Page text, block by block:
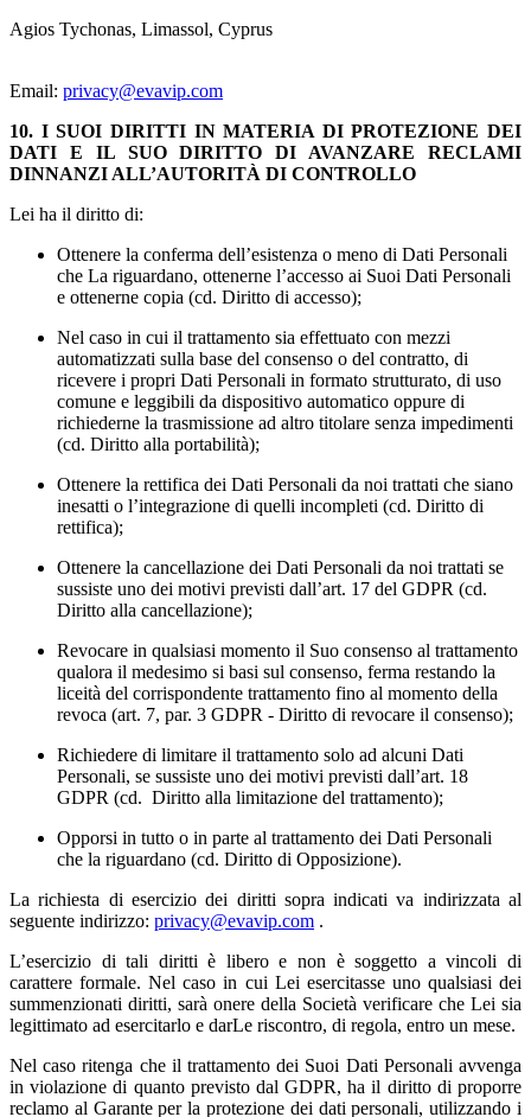
Agios Tychonas, Limassol, Cyprus
Email: privacy@evavip.com
10. I SUOI DIRITTI IN MATERIA DI PROTEZIONE DEI
DATI E IL SUO DIRITTO DI AVANZARE RECLAMI
DINNANZI ALL’AUTORITÀ DI CONTROLLO
Lei ha il diritto di:
Ottenere la conferma dell’esistenza o meno di Dati Personali
che La riguardano, ottenerne l’accesso ai Suoi Dati Personali
e ottenerne copia (cd. Diritto di accesso);
Nel caso in cui il trattamento sia effettuato con mezzi
automatizzati sulla base del consenso o del contratto, di
ricevere i propri Dati Personali in formato strutturato, di uso
comune e leggibili da dispositivo automatico oppure di
richiederne la trasmissione ad altro titolare senza impedimenti
(cd. Diritto alla portabilità);
Ottenere la rettifica dei Dati Personali da noi trattati che siano
inesatti o l’integrazione di quelli incompleti (cd. Diritto di
rettifica);
Ottenere la cancellazione dei Dati Personali da noi trattati se
sussiste uno dei motivi previsti dall’art. 17 del GDPR (cd.
Diritto alla cancellazione);
Revocare in qualsiasi momento il Suo consenso al trattamento
qualora il medesimo si basi sul consenso, ferma restando la
liceità del corrispondente trattamento fino al momento della
revoca (art. 7, par. 3 GDPR - Diritto di revocare il consenso);
Richiedere di limitare il trattamento solo ad alcuni Dati
Personali, se sussiste uno dei motivi previsti dall’art. 18
GDPR (cd. Diritto alla limitazione del trattamento);
Opporsi in tutto o in parte al trattamento dei Dati Personali
che la riguardano (cd. Diritto di Opposizione).
La richiesta di esercizio dei diritti sopra indicati va indirizzata al
seguente indirizzo: privacy@evavip.com .
L’esercizio di tali diritti è libero e non è soggetto a vincoli di
carattere formale. Nel caso in cui Lei esercitasse uno qualsiasi dei
summenzionati diritti, sarà onere della Società verificare che Lei sia
legittimato ad esercitarlo e darLe riscontro, di regola, entro un mese.
Nel caso ritenga che il trattamento dei Suoi Dati Personali avvenga
in violazione di quanto previsto dal GDPR, ha il diritto di proporre
reclamo al Garante per la protezione dei dati personali, utilizzando i